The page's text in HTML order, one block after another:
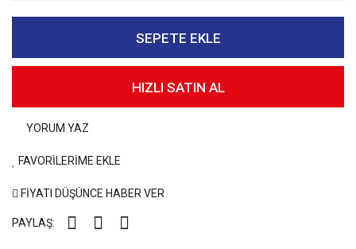
SEPETE EKLE
HIZLI SATIN AL
YORUM YAZ
FAVORİLERİME EKLE
FİYATI DÜŞÜNCE HABER VER
PAYLAŞ: